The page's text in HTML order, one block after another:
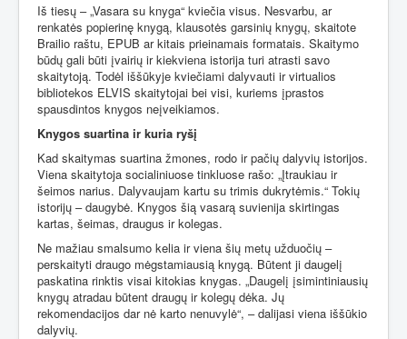
Iš tiesų – „Vasara su knyga“ kviečia visus. Nesvarbu, ar
renkatės popierinę knygą, klausotės garsinių knygų, skaitote
Brailio raštu, EPUB ar kitais prieinamais formatais. Skaitymo
būdų gali būti įvairių ir kiekviena istorija turi atrasti savo
skaitytoją. Todėl iššūkyje kviečiami dalyvauti ir virtualios
bibliotekos ELVIS skaitytojai bei visi, kuriems įprastos
spausdintos knygos neįveikiamos.
Knygos suartina ir kuria ryšį
Kad skaitymas suartina žmones, rodo ir pačių dalyvių istorijos.
Viena skaitytoja socialiniuose tinkluose rašo: „Įtraukiau ir
šeimos narius. Dalyvaujam kartu su trimis dukrytėmis.“ Tokių
istorijų – daugybė. Knygos šią vasarą suvienija skirtingas
kartas, šeimas, draugus ir kolegas.
Ne mažiau smalsumo kelia ir viena šių metų užduočių –
perskaityti draugo mėgstamiausią knygą. Būtent ji daugelį
paskatina rinktis visai kitokias knygas. „Daugelį įsimintiniausių
knygų atradau būtent draugų ir kolegų dėka. Jų
rekomendacijos dar nė karto nenuvylė“, – dalijasi viena iššūkio
dalyvių.